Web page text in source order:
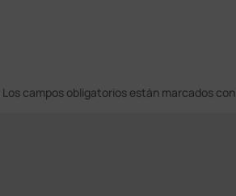
Los campos obligatorios están marcados con